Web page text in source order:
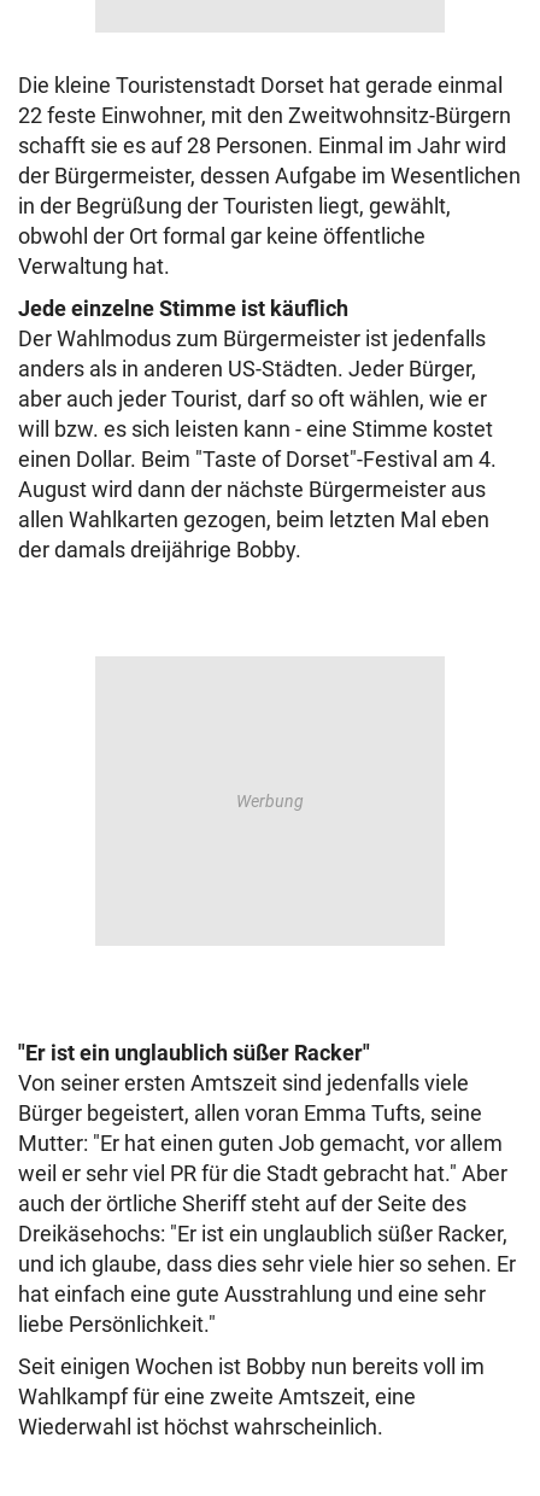
Die kleine Touristenstadt Dorset hat gerade einmal
22 feste Einwohner, mit den Zweitwohnsitz-Bürgern
schafft sie es auf 28 Personen. Einmal im Jahr wird
der Bürgermeister, dessen Aufgabe im Wesentlichen
in der Begrüßung der Touristen liegt, gewählt,
obwohl der Ort formal gar keine öffentliche
Verwaltung hat.
Jede einzelne Stimme ist käuflich
Der Wahlmodus zum Bürgermeister ist jedenfalls
anders als in anderen US-Städten. Jeder Bürger,
aber auch jeder Tourist, darf so oft wählen, wie er
will bzw. es sich leisten kann - eine Stimme kostet
einen Dollar. Beim "Taste of Dorset"-Festival am 4.
August wird dann der nächste Bürgermeister aus
allen Wahlkarten gezogen, beim letzten Mal eben
der damals dreijährige Bobby.
"Er ist ein unglaublich süßer Racker"
Von seiner ersten Amtszeit sind jedenfalls viele
Bürger begeistert, allen voran Emma Tufts, seine
Mutter: "Er hat einen guten Job gemacht, vor allem
weil er sehr viel PR für die Stadt gebracht hat." Aber
auch der örtliche Sheriff steht auf der Seite des
Dreikäsehochs: "Er ist ein unglaublich süßer Racker,
und ich glaube, dass dies sehr viele hier so sehen. Er
hat einfach eine gute Ausstrahlung und eine sehr
liebe Persönlichkeit."
Seit einigen Wochen ist Bobby nun bereits voll im
Wahlkampf für eine zweite Amtszeit, eine
Wiederwahl ist höchst wahrscheinlich.